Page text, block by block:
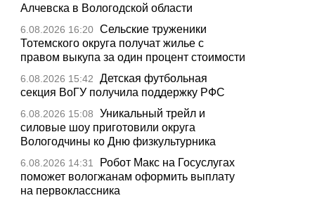
Алчевска в Вологодской области
6.08.2026 16:20 Сельские труженики
Тотемского округа получат жилье с
правом выкупа за один процент стоимости
6.08.2026 15:42
Детская футбольная
секция ВоГУ получила поддержку РФС
6.08.2026 15:08
Уникальный трейл и
силовые шоу приготовили округа
Вологодчины ко Дню физкультурника
6.08.2026 14:31
Робот Макс на Госуслугах
поможет вологжанам оформить выплату
на первоклассника